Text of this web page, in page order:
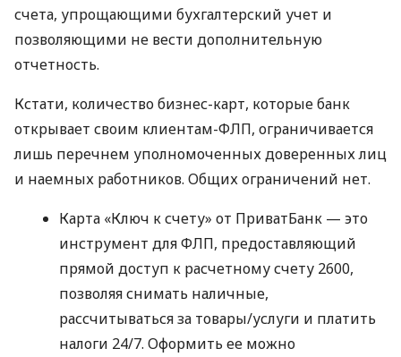
счета, упрощающими бухгалтерский учет и
позволяющими не вести дополнительную
отчетность.
Кстати, количество бизнес-карт, которые банк
открывает своим клиентам-ФЛП, ограничивается
лишь перечнем уполномоченных доверенных лиц
и наемных работников. Общих ограничений нет.
Карта «Ключ к счету» от ПриватБанк — это
инструмент для ФЛП, предоставляющий
прямой доступ к расчетному счету 2600,
позволяя снимать наличные,
рассчитываться за товары/услуги и платить
налоги 24/7. Оформить ее можно